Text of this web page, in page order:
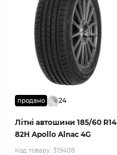
продано 24
Літні автошини 185/60 R14
82H Apollo Alnac 4G
Код товару: 319408